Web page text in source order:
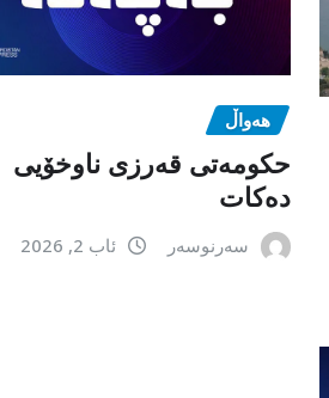
هەواڵ
حکومەتی قەرزی ناوخۆیی
دەکات
سەرنوسەر ئاب 2, 2026